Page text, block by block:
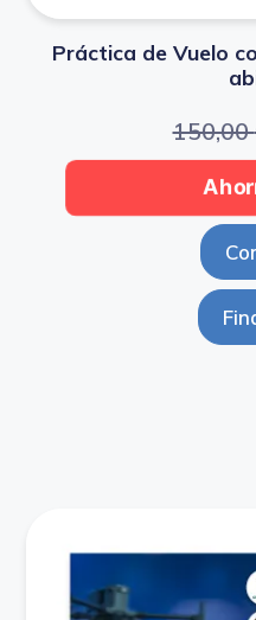
Práctica de Vuelo
150,00